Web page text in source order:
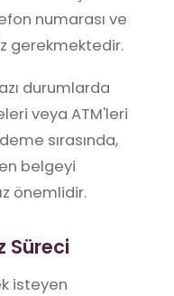
numarası ve
gerekmektedir.
durumlarda
veya ATM'leri
sırasında,
belgeyi
önemlidir.
Süreci
isteyen